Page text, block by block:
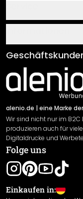
Über uns
Klebe- und
Newsletter An-/
AGB
Impressum
Versand &
Rücksendung
Widerrufsrecht
Gewährleistung
Cookie
alenio.de | eine Marke
Wir sind nicht nur im
produzieren auch für
Digitaldrucke und
Folge uns
Einkaufen in: